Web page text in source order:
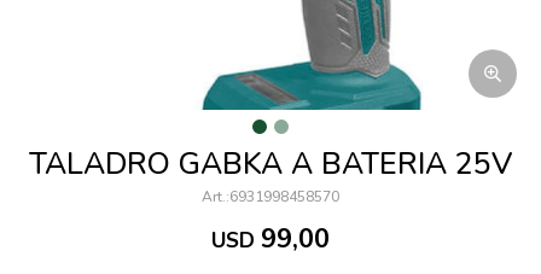
TALADRO GABKA A BATERIA 25V
6931998458570
USD 99,00